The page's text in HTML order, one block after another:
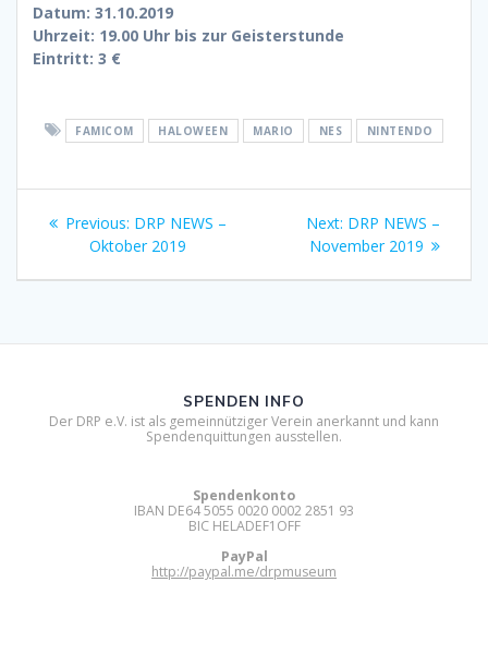
Datum: 31.10.2019
Uhrzeit: 19.00 Uhr bis zur Geisterstunde
Eintritt: 3 €
FAMICOM HALOWEEN MARIO NES NINTENDO
Beitragsnavigation
Previous: Previous
post:
DRP NEWS –
Oktober 2019
Next: Next
post:
DRP NEWS –
November 2019
SPENDEN INFO
Der DRP e.V. ist als gemeinnütziger Verein anerkannt und kann
Spendenquittungen ausstellen.
Spendenkonto
IBAN DE64 5055 0020 0002 2851 93
BIC HELADEF1OFF
PayPal
http://paypal.me/drpmuseum